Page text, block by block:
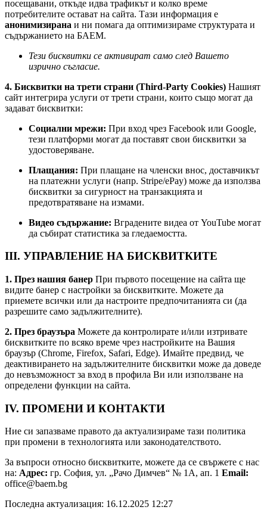
посещавани, откъде идва трафикът и колко време
потребителите остават на сайта. Тази информация е
анонимизирана и ни помага да оптимизираме структурата и
съдържанието на БАЕМ.
Тези бисквитки се активират само след Вашето
изрично съгласие.
4. Бисквитки на трети страни (Third-Party Cookies) Нашият
сайт интегрира услуги от трети страни, които също могат да
задават бисквитки:
Социални мрежи: При вход чрез Facebook или Google,
тези платформи могат да поставят свои бисквитки за
удостоверяване.
Плащания: При плащане на членски внос, доставчикът
на платежни услуги (напр. Stripe/ePay) може да използва
бисквитки за сигурност на транзакцията и
предотвратяване на измами.
Видео съдържание: Вградените видеа от YouTube могат
да събират статистика за гледаемостта.
III. УПРАВЛЕНИЕ НА БИСКВИТКИТЕ
1. През нашия банер При първото посещение на сайта ще
видите банер с настройки за бисквитките. Можете да
приемете всички или да настроите предпочитанията си (да
разрешите само задължителните).
2. През браузъра Можете да контролирате и/или изтривате
бисквитките по всяко време чрез настройките на Вашия
браузър (Chrome, Firefox, Safari, Edge). Имайте предвид, че
деактивирането на задължителните бисквитки може да доведе
до невъзможност за вход в профила Ви или използване на
определени функции на сайта.
IV. ПРОМЕНИ И КОНТАКТИ
Ние си запазваме правото да актуализираме тази политика
при промени в технологията или законодателството.
За въпроси относно бисквитките, можете да се свържете с нас
на: Адрес: гр. София, ул. „Рачо Димчев“ № 1A, ап. 1 Email:
office@baem.bg
Последна актуализация: 16.12.2025 12:27